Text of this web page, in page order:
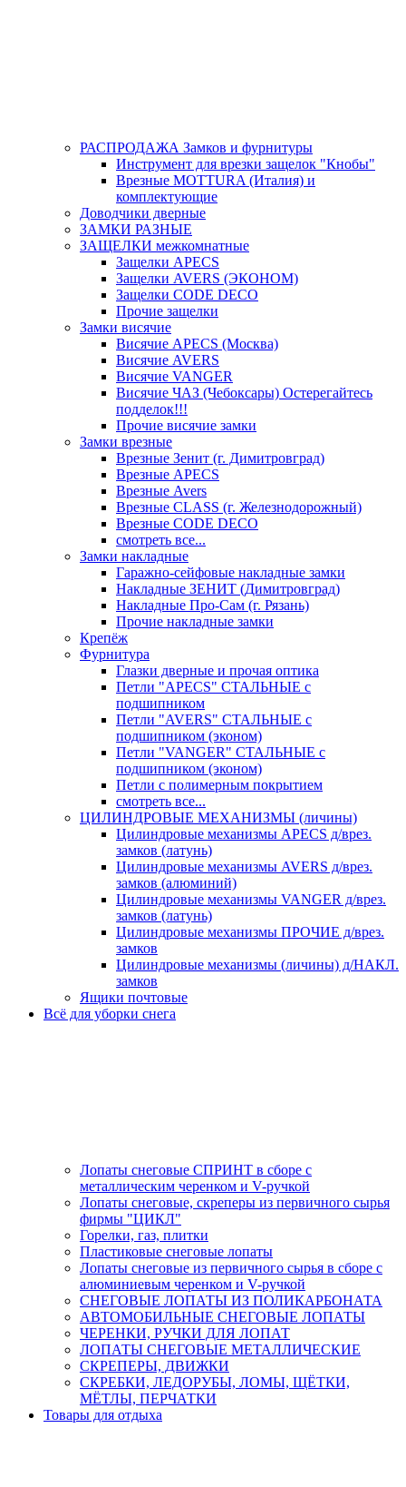
РАСПРОДАЖА Замков и фурнитуры
Инструмент для врезки защелок "Кнобы"
Врезные MOTTURA (Италия) и
комплектующие
Доводчики дверные
ЗАМКИ РАЗНЫЕ
ЗАЩЕЛКИ межкомнатные
Защелки APECS
Защелки AVERS (ЭКОНОМ)
Защелки CODE DECO
Прочие защелки
Замки висячие
Висячие APECS (Москва)
Висячие AVERS
Висячие VANGER
Висячие ЧАЗ (Чебоксары) Остерегайтесь
подделок!!!
Прочие висячие замки
Замки врезные
Врезные Зенит (г. Димитровград)
Врезные APECS
Врезные Avers
Врезные CLASS (г. Железнодорожный)
Врезные CODE DECO
смотреть все...
Замки накладные
Гаражно-сейфовые накладные замки
Накладные ЗЕНИТ (Димитровград)
Накладные Про-Сам (г. Рязань)
Прочие накладные замки
Крепёж
Фурнитура
Глазки дверные и прочая оптика
Петли "APECS" СТАЛЬНЫЕ с
подшипником
Петли "AVERS" СТАЛЬНЫЕ с
подшипником (эконом)
Петли "VANGER" СТАЛЬНЫЕ с
подшипником (эконом)
Петли с полимерным покрытием
смотреть все...
ЦИЛИНДРОВЫЕ МЕХАНИЗМЫ (личины)
Цилиндровые механизмы APECS д/врез.
замков (латунь)
Цилиндровые механизмы AVERS д/врез.
замков (алюминий)
Цилиндровые механизмы VANGER д/врез.
замков (латунь)
Цилиндровые механизмы ПРОЧИЕ д/врез.
замков
Цилиндровые механизмы (личины) д/НАКЛ.
замков
Ящики почтовые
Всё для уборки снега
Лопаты снеговые СПРИНТ в сборе с
металлическим черенком и V-ручкой
Лопаты снеговые, скреперы из первичного сырья
фирмы "ЦИКЛ"
Горелки, газ, плитки
Пластиковые снеговые лопаты
Лопаты снеговые из первичного сырья в сборе с
алюминиевым черенком и V-ручкой
СНЕГОВЫЕ ЛОПАТЫ ИЗ ПОЛИКАРБОНАТА
АВТОМОБИЛЬНЫЕ СНЕГОВЫЕ ЛОПАТЫ
ЧЕРЕНКИ, РУЧКИ ДЛЯ ЛОПАТ
ЛОПАТЫ СНЕГОВЫЕ МЕТАЛЛИЧЕСКИЕ
СКРЕПЕРЫ, ДВИЖКИ
СКРЕБКИ, ЛЕДОРУБЫ, ЛОМЫ, ЩЁТКИ,
МЁТЛЫ, ПЕРЧАТКИ
Товары для отдыха